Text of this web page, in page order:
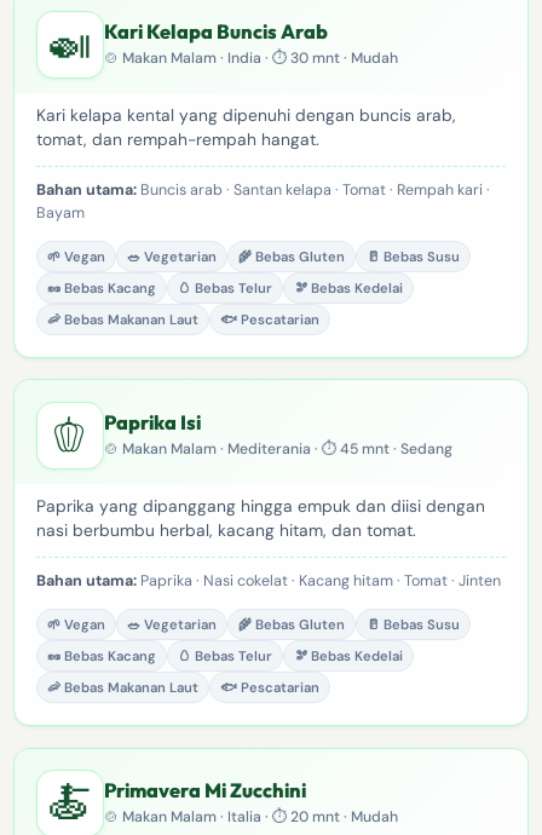
🍛 Kari Kelapa Buncis Arab
🍲 Makan Malam · India · ⏱ 30 mnt · Mudah
Kari kelapa kental yang dipenuhi dengan buncis arab,
tomat, dan rempah-rempah hangat.
Bahan utama:Buncis arab · Santan kelapa · Tomat · Rempah kari ·
Bayam
🌱 Vegan 🥗 Vegetarian 🌾 Bebas Gluten
🥛 Bebas Susu
🥜 Bebas Kacang
🥚 Bebas Telur
🫘 Bebas Kedelai
🦐 Bebas Makanan Laut
🐟 Pescatarian
🫑 Paprika Isi
🍲 Makan Malam · Mediterania · ⏱ 45 mnt · Sedang
Paprika yang dipanggang hingga empuk dan diisi dengan
nasi berbumbu herbal, kacang hitam, dan tomat.
Bahan utama:Paprika · Nasi cokelat · Kacang hitam · Tomat · Jinten
🌱 Vegan 🥗 Vegetarian 🌾 Bebas Gluten
🥛 Bebas Susu
🥜 Bebas Kacang
🥚 Bebas Telur
🫘 Bebas Kedelai
🦐 Bebas Makanan Laut
🐟 Pescatarian
🍝 Primavera Mi Zucchini
🍲 Makan Malam · Italia · ⏱ 20 mnt · Mudah